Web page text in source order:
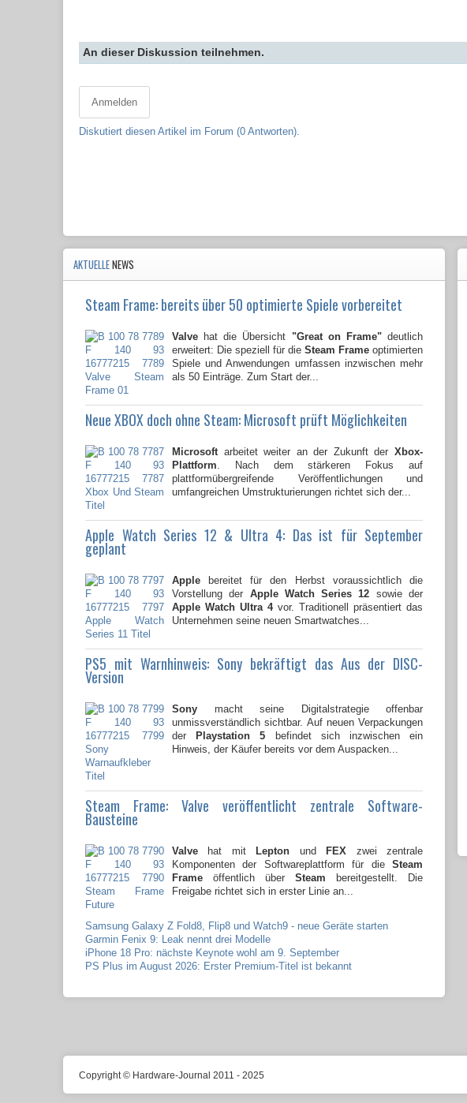
An dieser Diskussion teilnehmen.
Anmelden
Diskutiert diesen Artikel im Forum (0 Antworten).
AKTUELLENEWS
Steam Frame: bereits über 50 optimierte Spiele vorbereitet
Valve hat die Übersicht "Great on Frame"deutlich
erweitert: Die speziell für die Steam Frame optimierten
Spiele und Anwendungen umfassen inzwischen mehr
als 50 Einträge. Zum Start der...
Neue XBOX doch ohne Steam: Microsoft prüft Möglichkeiten
Microsoftarbeitet weiter an der Zukunft der Xbox-
Plattform. Nach dem stärkeren Fokus auf
plattformübergreifende Veröffentlichungen und
umfangreichen Umstrukturierungen richtet sich der...
Apple Watch Series 12 & Ultra 4: Das ist für September
geplant
Apple bereitet für den Herbst voraussichtlich die
Vorstellung der Apple Watch Series 12 sowie der
Apple Watch Ultra 4vor. Traditionell präsentiert das
Unternehmen seine neuen Smartwatches...
PS5 mit Warnhinweis: Sony bekräftigt das Aus der DISC-
Version
Sony macht seine Digitalstrategie offenbar
unmissverständlich sichtbar. Auf neuen Verpackungen
der
Playstation 5 befindet sich inzwischen ein
Hinweis, der Käufer bereits vor dem Auspacken...
Steam Frame: Valve veröffentlicht zentrale Software-
Bausteine
Valve hat mit Lepton und FEX zwei zentrale
Komponenten der Softwareplattform für die Steam
Frame öffentlich über Steam bereitgestellt. Die
Freigabe richtet sich in erster Linie an...
Samsung Galaxy Z Fold8, Flip8 und Watch9 - neue Geräte starten
Garmin Fenix 9: Leak nennt drei Modelle
iPhone 18 Pro: nächste Keynote wohl am 9. September
PS Plus im August 2026: Erster Premium-Titel ist bekannt
Copyright © Hardware-Journal 2011 - 2025